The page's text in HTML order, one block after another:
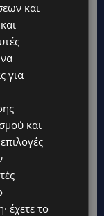
και
για
και
έχετε το